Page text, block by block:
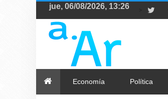
Economía Política